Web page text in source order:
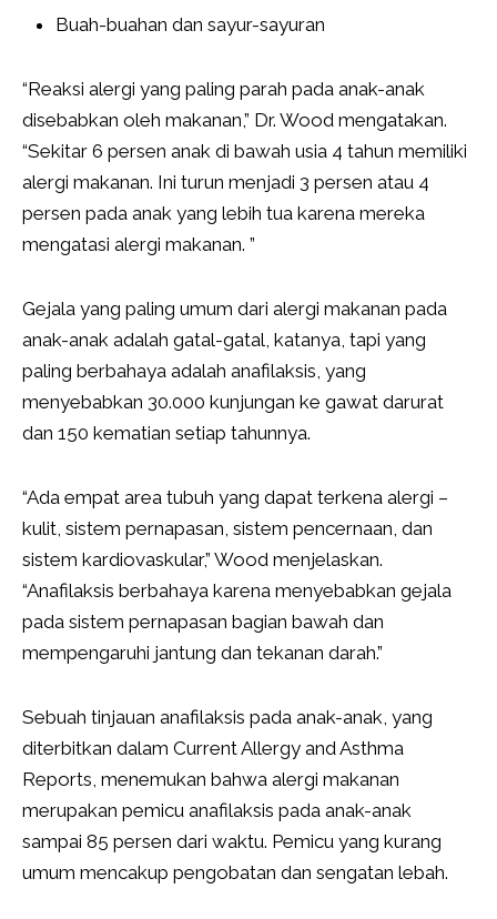
Buah-buahan dan sayur-sayuran
“Reaksi alergi yang paling parah pada anak-anak
disebabkan oleh makanan,” Dr. Wood mengatakan.
“Sekitar 6 persen anak di bawah usia 4 tahun memiliki
alergi makanan. Ini turun menjadi 3 persen atau 4
persen pada anak yang lebih tua karena mereka
mengatasi alergi makanan. ”
Gejala yang paling umum dari alergi makanan pada
anak-anak adalah gatal-gatal, katanya, tapi yang
paling berbahaya adalah anafilaksis, yang
menyebabkan 30.000 kunjungan ke gawat darurat
dan 150 kematian setiap tahunnya.
“Ada empat area tubuh yang dapat terkena alergi –
kulit, sistem pernapasan, sistem pencernaan, dan
sistem kardiovaskular,” Wood menjelaskan.
“Anafilaksis berbahaya karena menyebabkan gejala
pada sistem pernapasan bagian bawah dan
mempengaruhi jantung dan tekanan darah.”
Sebuah tinjauan anafilaksis pada anak-anak, yang
diterbitkan dalam Current Allergy and Asthma
Reports, menemukan bahwa alergi makanan
merupakan pemicu anafilaksis pada anak-anak
sampai 85 persen dari waktu. Pemicu yang kurang
umum mencakup pengobatan dan sengatan lebah.